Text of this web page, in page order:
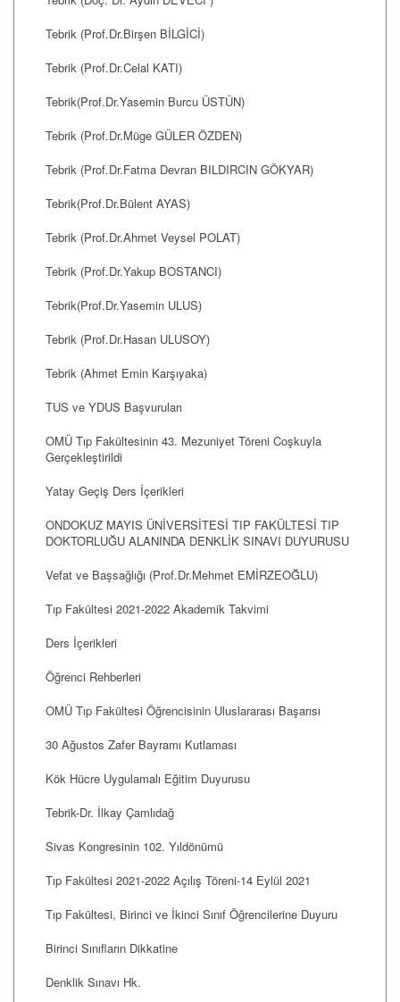
Tebrik (Prof.Dr.Birşen BİLGİCİ)
Tebrik (Prof.Dr.Celal KATI)
Tebrik(Prof.Dr.Yasemin Burcu ÜSTÜN)
Tebrik (Prof.Dr.Müge GÜLER ÖZDEN)
Tebrik (Prof.Dr.Fatma Devran BILDIRCIN GÖKYAR)
Tebrik(Prof.Dr.Bülent AYAS)
Tebrik (Prof.Dr.Ahmet Veysel POLAT)
Tebrik (Prof.Dr.Yakup BOSTANCI)
Tebrik(Prof.Dr.Yasemin ULUS)
Tebrik (Prof.Dr.Hasan ULUSOY)
Tebrik (Ahmet Emin Karşıyaka)
TUS ve YDUS Başvuruları
OMÜ Tıp Fakültesinin 43. Mezuniyet Töreni Coşkuyla
Gerçekleştirildi
Yatay Geçiş Ders İçerikleri
ONDOKUZ MAYIS ÜNİVERSİTESİ TIP FAKÜLTESİ TIP
DOKTORLUĞU ALANINDA DENKLİK SINAVI DUYURUSU
Vefat ve Başsağlığı (Prof.Dr.Mehmet EMİRZEOĞLU)
Tıp Fakültesi 2021-2022 Akademik Takvimi
Ders İçerikleri
Öğrenci Rehberleri
OMÜ Tıp Fakültesi Öğrencisinin Uluslararası Başarısı
30 Ağustos Zafer Bayramı Kutlaması
Kök Hücre Uygulamalı Eğitim Duyurusu
Tebrik-Dr. İlkay Çamlıdağ
Sivas Kongresinin 102. Yıldönümü
Tıp Fakültesi 2021-2022 Açılış Töreni-14 Eylül 2021
Tıp Fakültesi, Birinci ve İkinci Sınıf Öğrencilerine Duyuru
Birinci Sınıfların Dikkatine
Denklik Sınavı Hk.